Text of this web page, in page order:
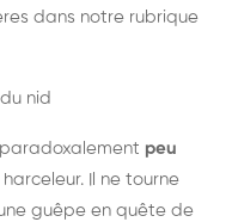
dans notre rubrique
nid
peu
Il ne tourne
guêpe en quête de